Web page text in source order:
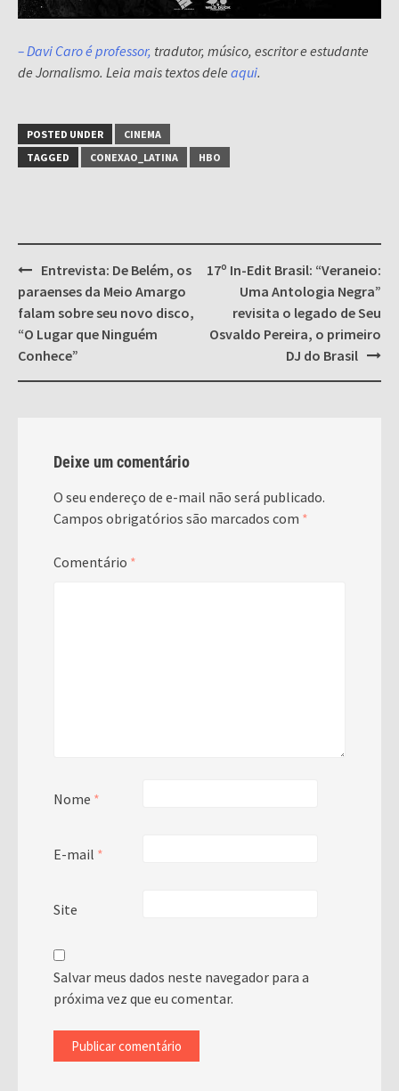
– Davi Caro é professor, tradutor, músico, escritor e estudante
de Jornalismo. Leia mais textos dele aqui.
POSTED UNDER
CINEMA
TAGGED
CONEXAO_LATINA HBO
Post
navigation
Entrevista: De Belém, os
paraenses da Meio Amargo
falam sobre seu novo disco,
“O Lugar que Ninguém
Conhece”
17º In-Edit Brasil: “Veraneio:
Uma Antologia Negra”
revisita o legado de Seu
Osvaldo Pereira, o primeiro
DJ do Brasil
Deixe um comentário
O seu endereço de e-mail não será publicado.
Campos obrigatórios são marcados com *
Comentário *
Nome *
E-mail *
Site
Salvar meus dados neste navegador para a
próxima vez que eu comentar.